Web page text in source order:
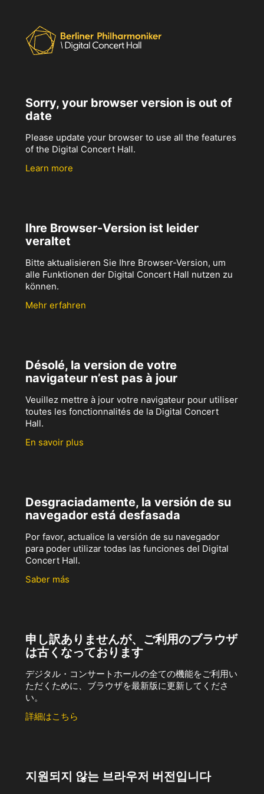
Sorry, your browser version is out of
date
Please update your browser to use all the features
of the Digital Concert Hall.
Learn more
Ihre Browser-Version ist leider
veraltet
Bitte aktualisieren Sie Ihre Browser-Version, um
alle Funktionen der Digital Concert Hall nutzen zu
können.
Mehr erfahren
Désolé, la version de votre
navigateur n’est pas à jour
Veuillez mettre à jour votre navigateur pour utiliser
toutes les fonctionnalités de la Digital Concert
Hall.
En savoir plus
Desgraciadamente, la versión de su
navegador está desfasada
Por favor, actualice la versión de su navegador
para poder utilizar todas las funciones del Digital
Concert Hall.
Saber más
申し訳ありませんが、ご利用のブラウザ
は古くなっております
デジタル・コンサートホールの全ての機能をご利用い
ただくために、ブラウザを最新版に更新してくださ
い。
詳細はこちら
지원되지 않는 브라우저 버전입니다